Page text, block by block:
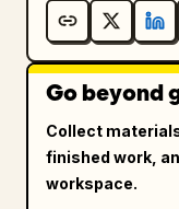
Go beyond
Collect
finished work,
workspace.